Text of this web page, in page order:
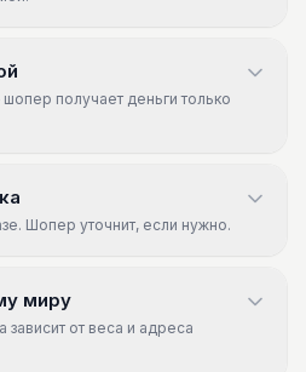
получает деньги только
Шопер уточнит, если нужно.
миру
от веса и адреса